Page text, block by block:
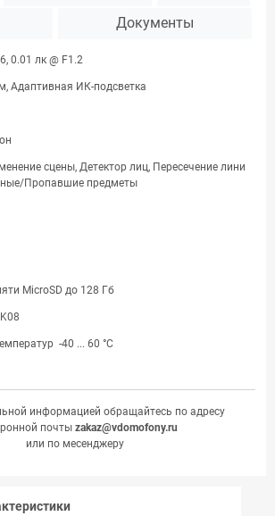
Документы
0.01 лк @ F1.2
Адаптивная ИК-подсветка
сцены, Детектор лиц, Пересечение лини
Пропавшие предметы
MicroSD до 128 Гб
-40 ... 60 °С
информацией обращайтесь по адресу
почты zakaz@vdomofony.ru
или по месенджеру